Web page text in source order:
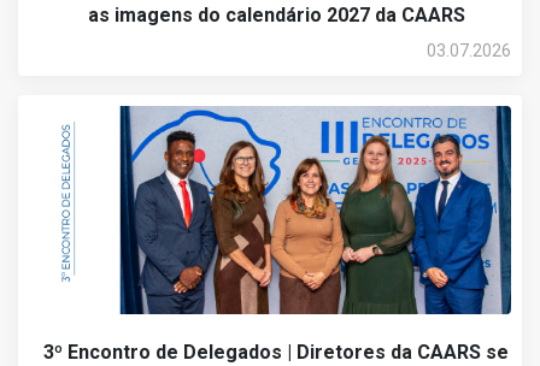
as imagens do calendário 2027 da CAARS
03.07.2026
3º Encontro de Delegados | Diretores da CAARS se